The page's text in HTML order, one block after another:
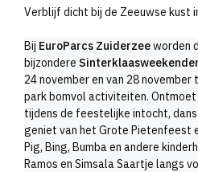
Verblijf dicht bij de Zeeuwse kust
Bij EuroParcs Zuiderzeeworden
bijzondere
24 november en van 28
park bomvol activiteiten. Ontmoet
tijdens de feestelijke intocht, dans
geniet van het Grote Pietenfeest
Pig, Bing, Bumba en andere
Ramos en Simsala Saartje langs